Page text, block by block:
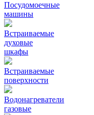
Посудомоечные
машины
Встраиваемые
духовые
шкафы
Встраиваемые
поверхности
Водонагреватели
газовые